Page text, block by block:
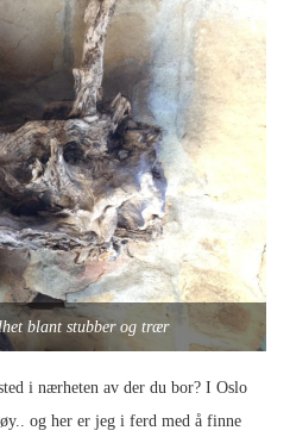
blant stubber og trær
i nærheten av der du bor? I Oslo
og her er jeg i ferd med å finne